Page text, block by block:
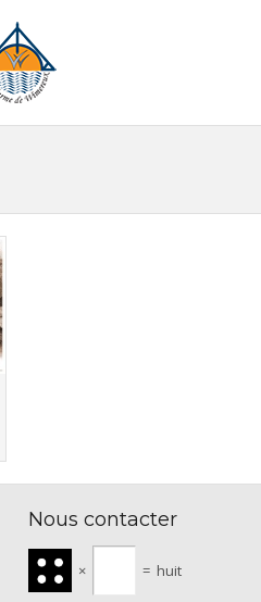
Nous contacter
× = huit